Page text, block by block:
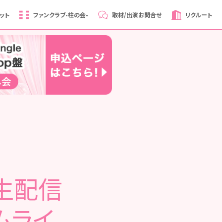
ト ファンクラブ-柱の会- 取材/出演お問合せ リクルート
配信